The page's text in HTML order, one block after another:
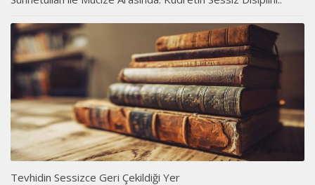
Tevhidin Sessizce Geri Çekildiği Yer